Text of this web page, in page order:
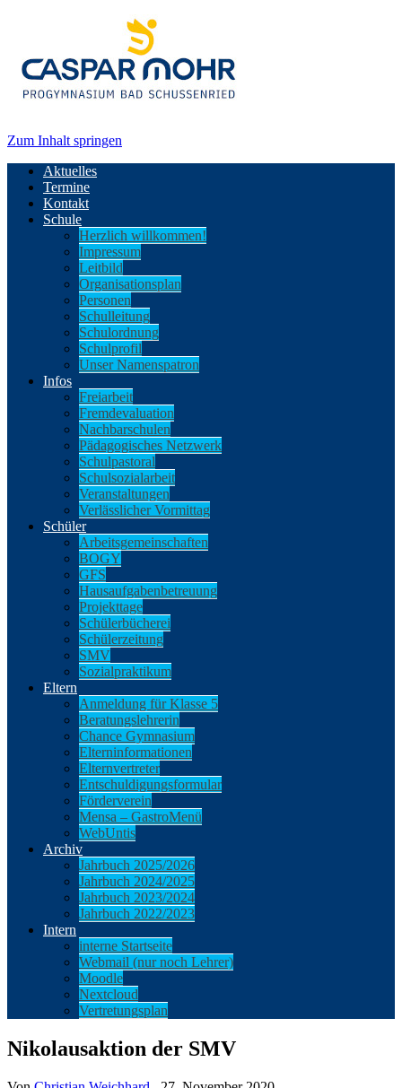
Zum Inhalt springen
Aktuelles
Termine
Kontakt
Schule
Herzlich willkommen!
Impressum
Leitbild
Organisationsplan
Personen
Schulleitung
Schulordnung
Schulprofil
Unser Namenspatron
Infos
Freiarbeit
Fremdevaluation
Nachbarschulen
Pädagogisches Netzwerk
Schulpastoral
Schulsozialarbeit
Veranstaltungen
Verlässlicher Vormittag
Schüler
Arbeitsgemeinschaften
BOGY
GFS
Hausaufgabenbetreuung
Projekttage
Schülerbücherei
Schülerzeitung
SMV
Sozialpraktikum
Eltern
Anmeldung für Klasse 5
Beratungslehrerin
Chance Gymnasium
Elterninformationen
Elternvertreter
Entschuldigungsformular
Förderverein
Mensa – GastroMenü
WebUntis
Archiv
Jahrbuch 2025/2026
Jahrbuch 2024/2025
Jahrbuch 2023/2024
Jahrbuch 2022/2023
Intern
interne Startseite
Webmail (nur noch Lehrer)
Moodle
Nextcloud
Vertretungsplan
Nikolausaktion der SMV